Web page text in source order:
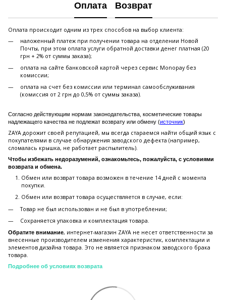
Оплата Возврат
Оплата происходит одним из трех способов на выбор клиента:
наложенный платеж при получении товара на отделении Новой
Почты, при этом оплата услуги обратной доставки денег платная (20
грн + 2% от суммы заказа);
оплата на сайте банковской картой через сервис Monopay без
комиссии;
оплата на счет без комиссии или терминал самообслуживания
(комиссия от 2 грн до 0,5% от суммы заказа).
Согласно действующим нормам законодательства, косметические товары
надлежащего качества не подлежат возврату или обмену (источник)
ZAYA дорожит своей репутацией, мы всегда стараемся найти общий язык с
покупателями в случае обнаружения заводского дефекта (например,
сломалась крышка, не работает распылитель).
Чтобы избежать недоразумений, ознакомьтесь, пожалуйста, с условиями
возврата и обмена.
Обмен или возврат товара возможен в течение 14 дней с момента
покупки.
Обмен или возврат товара осуществляется в случае, если:
Товар не был использован и не был в употреблении;
Сохраняется упаковка и комплектация товара.
Обратите внимание, интернет-магазин ZAYA не несет ответственности за
внесенные производителем изменения характеристик, комплектации и
элементов дизайна товара. Это не является признаком заводского брака
товара.
Подробнее об условиях возврата